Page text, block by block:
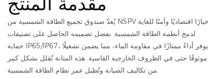
يُعدّ صندوق تجميع الطاقة الشمسية من NSPV خيارًا اقتصاديًا وآمنًا للغاية
لدمج أنظمة الطاقة الشمسية. بفضل تصميمه الحاصل على تصنيفات
حماية IP65/IP67، يوفر أداءً ممتازًا في مقاومة الماء، مما يضمن تشغيلًا
موثوقًا حتى في الظروف الخارجية القاسية. هذه المتانة تُقلل بشكل كبير
من تكاليف الصيانة وتُطيل عمر نظام الطاقة الشمسية.